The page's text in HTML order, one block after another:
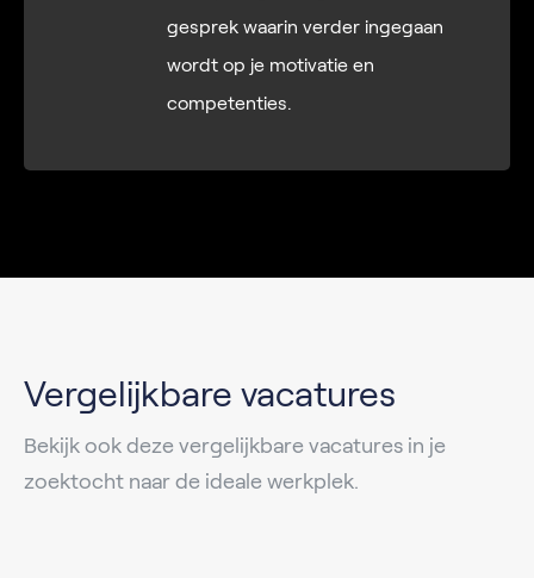
gesprek waarin verder ingegaan
wordt op je motivatie en
competenties.
Vergelijkbare vacatures
Bekijk ook deze vergelijkbare vacatures in je
zoektocht naar de ideale werkplek.